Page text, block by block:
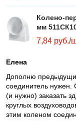
Колено-
мм
7,84 руб./
Елена
Дополню
соединитель
(и нужно) заказать
круглых
этим коленом